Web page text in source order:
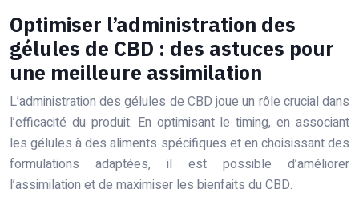
Optimiser l’administration des
gélules de CBD : des astuces pour
une meilleure assimilation
L’administration des gélules de CBD joue un rôle crucial dans
l’efficacité du produit. En optimisant le timing, en associant
les gélules à des aliments spécifiques et en choisissant des
formulations adaptées, il est possible d’améliorer
l’assimilation et de maximiser les bienfaits du CBD.